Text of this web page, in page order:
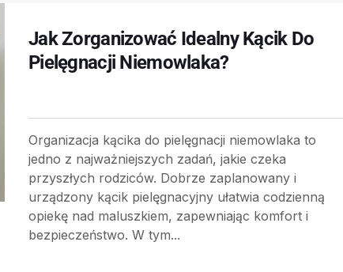
Jak Zorganizować Idealny Kącik Do
Pielęgnacji Niemowlaka?
Organizacja kącika do pielęgnacji niemowlaka to
jedno z najważniejszych zadań, jakie czeka
przyszłych rodziców. Dobrze zaplanowany i
urządzony kącik pielęgnacyjny ułatwia codzienną
opiekę nad maluszkiem, zapewniając komfort i
bezpieczeństwo. W tym...